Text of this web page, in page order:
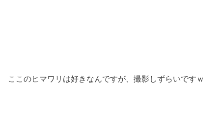
ここのヒマワリは好きなんですが、撮影しずらいですｗ